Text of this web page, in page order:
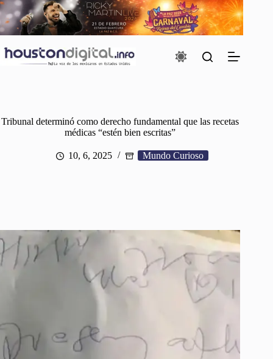
Saltar
al
contenido
Tribunal determinó como derecho fundamental que las recetas
médicas “estén bien escritas”
10, 6, 2025 Mundo Curioso